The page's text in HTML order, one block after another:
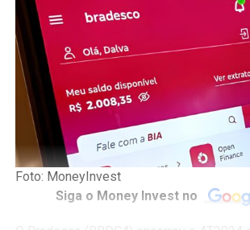
Foto: MoneyInvest
Siga o Money Invest no